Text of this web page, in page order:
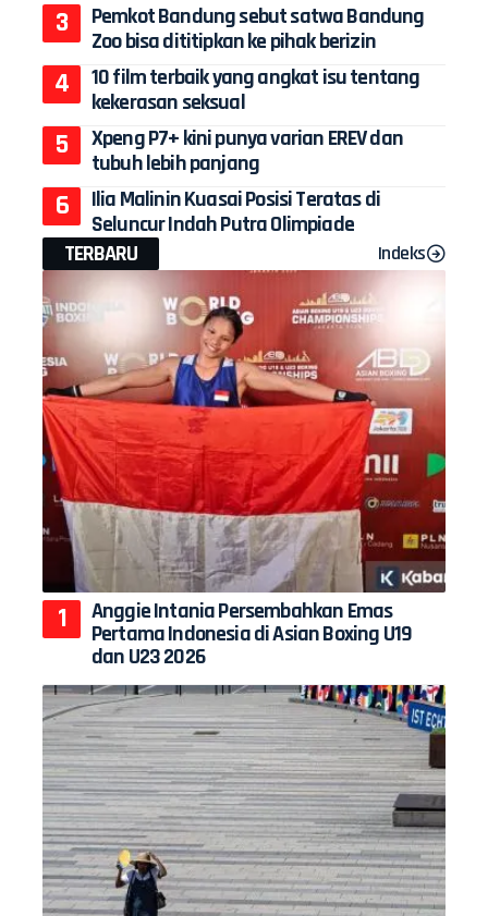
Pemkot Bandung sebut satwa Bandung
Zoo bisa dititipkan ke pihak berizin
10 film terbaik yang angkat isu tentang
kekerasan seksual
Xpeng P7+ kini punya varian EREV dan
tubuh lebih panjang
Ilia Malinin Kuasai Posisi Teratas di
Seluncur Indah Putra Olimpiade
TERBARU
Indeks
Anggie Intania Persembahkan Emas
Pertama Indonesia di Asian Boxing U19
dan U23 2026